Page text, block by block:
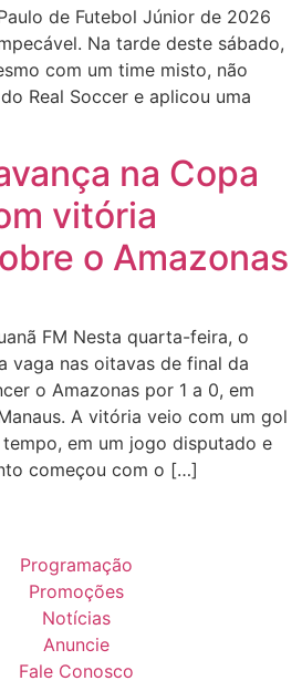
de Futebol Júnior de 2026
Na tarde deste sábado,
com um time misto, não
Real Soccer e aplicou uma
na Copa
vitória
o Amazonas
FM Nesta quarta-feira, o
vaga nas oitavas de final da
o Amazonas por 1 a 0, em
A vitória veio com um gol
em um jogo disputado e
começou com o […]
Programação
Promoções
Notícias
Anuncie
Fale Conosco